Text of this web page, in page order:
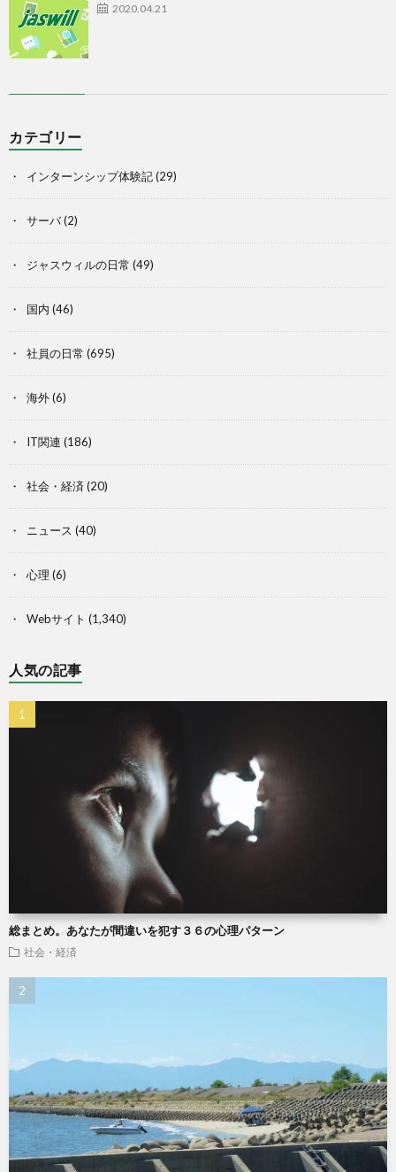
2020.04.21
カテゴリー
インターンシップ体験記(29)
サーバ(2)
ジャスウィルの日常 (49)
国内 (46)
社員の日常 (695)
海外(6)
IT関連 (186)
社会・経済 (20)
ニュース (40)
心理 (6)
Webサイト (1,340)
人気の記事
総まとめ。あなたが間違いを犯す３６の心理パターン
社会・経済